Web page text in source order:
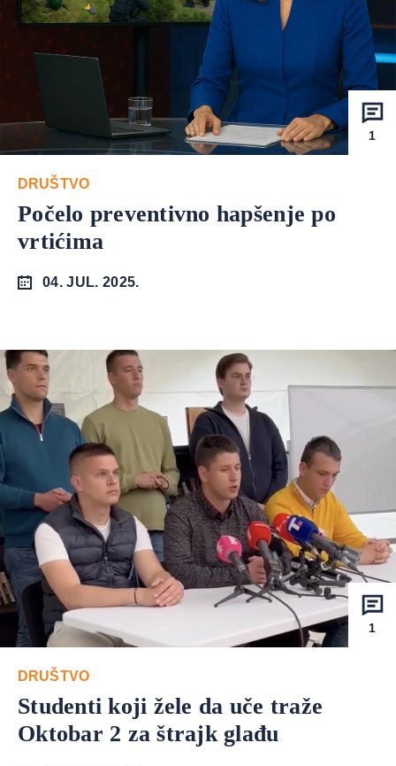
1
DRUŠTVO
Počelo preventivno hapšenje po
vrtićima
04. JUL. 2025.
1
DRUŠTVO
Studenti koji žele da uče traže
Oktobar 2 za štrajk glađu